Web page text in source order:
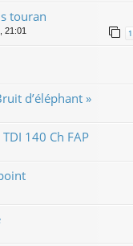
touran
21:01 1
d’éléphant »
140 Ch FAP